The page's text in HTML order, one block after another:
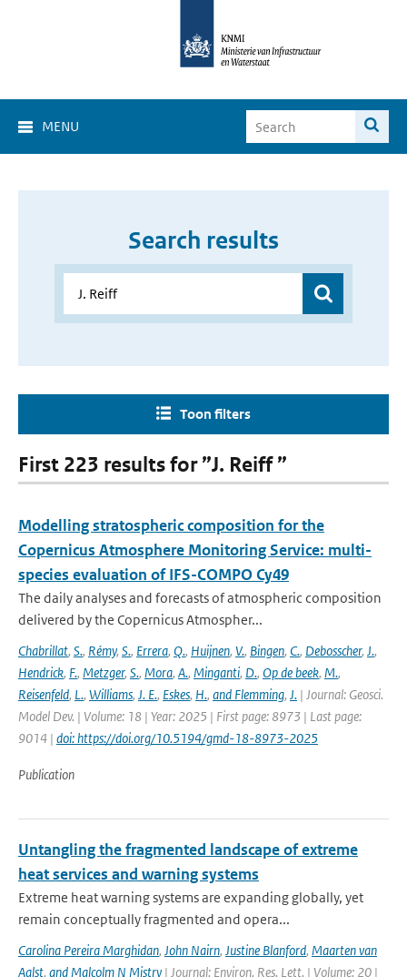
MENU
Search results
Toon filters
First 223 results for ”J. Reiff ”
Modelling stratospheric composition for the
Copernicus Atmosphere Monitoring Service: multi-
species evaluation of IFS-COMPO Cy49
The daily analyses and forecasts of atmospheric composition
delivered by the Copernicus Atmospher...
Chabrillat, S., Rémy, S., Errera, Q., Huijnen, V., Bingen, C., Debosscher, J.,
Hendrick, F., Metzger, S., Mora, A., Minganti, D., Op de beek, M.,
Reisenfeld, L., Williams, J. E., Eskes, H., and Flemming, J. | Journal: Geosci.
Model Dev. | Volume: 18 | Year: 2025 | First page: 8973 | Last page:
9014 | doi: https://doi.org/10.5194/gmd-18-8973-2025
Publication
Untangling the fragmented landscape of extreme
heat services and warning systems
Extreme heat warning systems are expanding globally, yet
remain conceptually fragmented and opera...
Carolina Pereira Marghidan, John Nairn, Justine Blanford, Maarten van
Aalst, and Malcolm N Mistry | Journal: Environ, Res. Lett. | Volume: 20 |